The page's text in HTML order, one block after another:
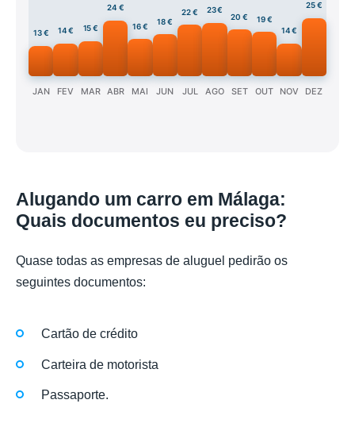
13 €
JAN
14 €
FEV
15 €
MAR
24 €
ABR
16 €
MAI
18 €
JUN
22 €
JUL
23 €
AGO
20 €
SET
19 €
OUT
14 €
NOV
25 €
DEZ
Alugando um carro em Málaga:
Quais documentos eu preciso?
Quase todas as empresas de aluguel pedirão os
seguintes documentos:
Cartão de crédito
Carteira de motorista
Passaporte.